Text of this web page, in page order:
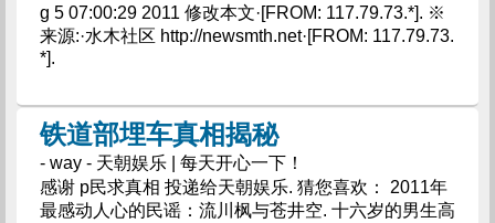
g 5 07:00:29 2011 修改本文·[FROM: 117.79.73.*]. ※
来源:·水木社区 http://newsmth.net·[FROM: 117.79.73.
*].
铁道部埋车真相揭秘
- way - 天朝娱乐 | 每天开心一下！
感谢 p民求真相 投递给天朝娱乐. 猜您喜欢： 2011年
最感动人心的民谣：流川枫与苍井空. 十六岁的男生高